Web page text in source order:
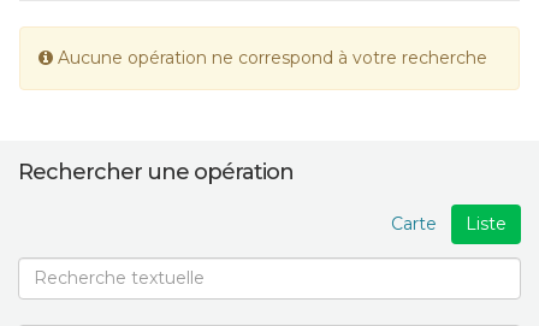
Aucune opération ne correspond à votre recherche
Rechercher une opération
Liste
Carte